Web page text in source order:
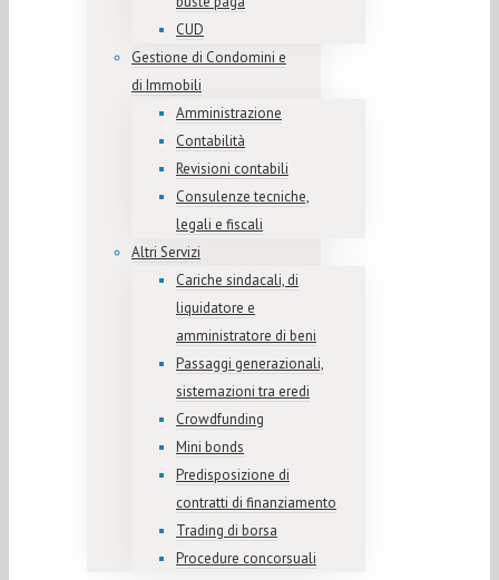
CUD
Gestione di Condomini e
di Immobili
Amministrazione
Contabilità
Revisioni contabili
Consulenze tecniche,
legali e fiscali
Altri Servizi
Cariche sindacali, di
liquidatore e
amministratore di beni
Passaggi generazionali,
sistemazioni tra eredi
Crowdfunding
Mini bonds
Predisposizione di
contratti di finanziamento
Trading di borsa
Procedure concorsuali